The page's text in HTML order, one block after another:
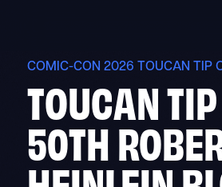
COMIC-CON 2026 TOUCAN TIP
TOUCAN
50TH